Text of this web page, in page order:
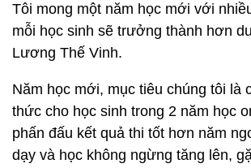
Tôi mong một năm học mới với
mỗi học sinh sẽ trưởng thành hơn
Lương Thế Vinh.
Năm học mới, mục tiêu chúng tôi là
thức cho học sinh trong 2 năm học
phấn đấu kết quả thi tốt hơn năm
dạy và học không ngừng tăng lên,